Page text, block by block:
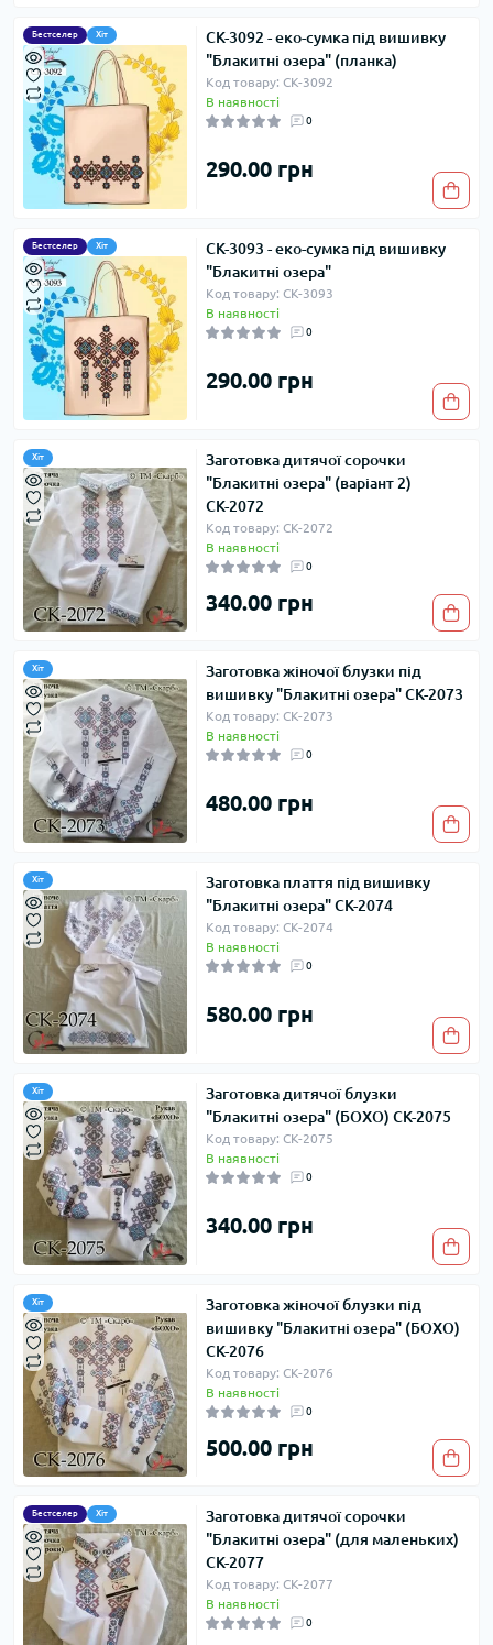
Бестселер Хіт
СК-3092 - еко-сумка під вишивку
"Блакитні озера" (планка)
Код товару: СК-3092
В наявності
0
290.00 грн
Бестселер Хіт
СК-3093 - еко-сумка під вишивку
"Блакитні озера"
Код товару: СК-3093
В наявності
0
290.00 грн
Хіт
Заготовка дитячої сорочки
"Блакитні озера" (варіант 2)
СК-2072
Код товару: СК-2072
В наявності
0
340.00 грн
Хіт
Заготовка жіночої блузки під
вишивку "Блакитні озера" СК-2073
Код товару: СК-2073
В наявності
0
480.00 грн
Хіт
Заготовка плаття під вишивку
"Блакитні озера" СК-2074
Код товару: СК-2074
В наявності
0
580.00 грн
Хіт
Заготовка дитячої блузки
"Блакитні озера" (БОХО) СК-2075
Код товару: СК-2075
В наявності
0
340.00 грн
Хіт
Заготовка жіночої блузки під
вишивку "Блакитні озера" (БОХО)
СК-2076
Код товару: СК-2076
В наявності
0
500.00 грн
Бестселер Хіт
Заготовка дитячої сорочки
"Блакитні озера" (для маленьких)
СК-2077
Код товару: СК-2077
В наявності
0